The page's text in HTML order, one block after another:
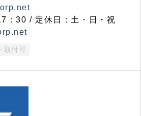
：30 / 定休日：土・日・祝
取付可